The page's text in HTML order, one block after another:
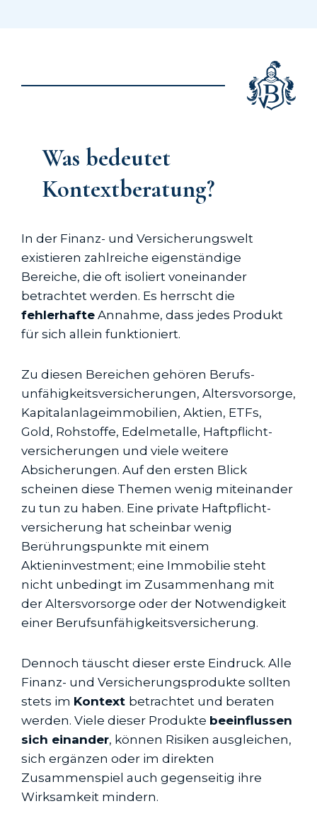
Was bedeutet
Kontextberatung?
In der Finanz- und Versicherungswelt
existieren zahlreiche eigenständige
Bereiche, die oft isoliert voneinander
betrachtet werden. Es herrscht die
fehlerhafte Annahme, dass jedes Produkt
für sich allein funktioniert.
Zu diesen Bereichen gehören Berufs­
unfähigkeits­versicherungen, Altersvorsorge,
Kapitalanlageimmobilien, Aktien, ETFs,
Gold, Rohstoffe, Edelmetalle, Haftpflicht­
versicherungen und viele weitere
Absicherungen. Auf den ersten Blick
scheinen diese Themen wenig miteinander
zu tun zu haben. Eine private Haftpflicht­
versicherung hat scheinbar wenig
Berührungspunkte mit einem
Aktieninvestment; eine Immobilie steht
nicht unbedingt im Zusammenhang mit
der Altersvorsorge oder der Notwendigkeit
einer Berufs­unfähigkeits­versicherung.
Dennoch täuscht dieser erste Eindruck. Alle
Finanz- und Versicherungsprodukte sollten
stets im Kontext betrachtet und beraten
werden. Viele dieser Produkte beeinflussen
sich einander, können Risiken ausgleichen,
sich ergänzen oder im direkten
Zusammenspiel auch gegenseitig ihre
Wirksamkeit mindern.